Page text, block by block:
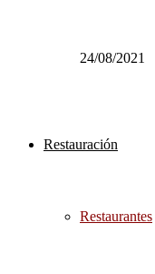
24/08/2021
Restauración
Restaurantes